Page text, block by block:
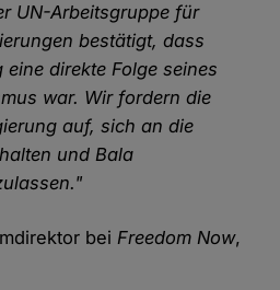
UN-Arbeitsgruppe für
bestätigt, dass
direkte Folge seines
war. Wir fordern die
auf, sich an die
und Bala
beiFreedom Now,